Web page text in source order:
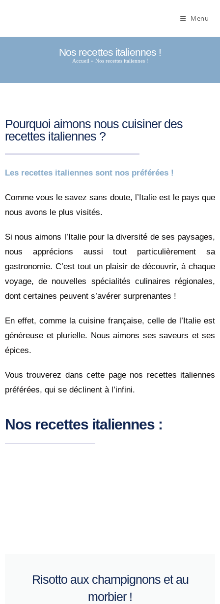
Menu
Nos recettes italiennes !
Accueil » Nos recettes italiennes !
Pourquoi aimons nous cuisiner des
recettes italiennes ?
Les recettes italiennes sont nos préférées !
Comme vous le savez sans doute, l’Italie est le pays que
nous avons le plus visités.
Si nous aimons l’Italie pour la diversité de ses paysages,
nous apprécions aussi tout particulièrement sa
gastronomie. C’est tout un plaisir de découvrir, à chaque
voyage, de nouvelles spécialités culinaires régionales,
dont certaines peuvent s’avérer surprenantes !
En effet, comme la cuisine française, celle de l’Italie est
généreuse et plurielle. Nous aimons ses saveurs et ses
épices.
Vous trouverez dans cette page nos recettes italiennes
préférées, qui se déclinent à l’infini.
Nos recettes italiennes :
Risotto aux champignons et au
morbier !